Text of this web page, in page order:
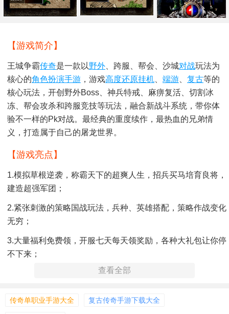
【游戏简介】
王城争霸传奇是一款以野外 、跨服、帮会、沙城对战玩法为
核心的角色扮演手游 ，游戏高度还原挂机 端游 复古等的
核心玩法，开创野外boss、神兵特戒、麻痹复活、切割冰
冻、帮会攻杀和跨服竞技等玩法，融合新战斗系统，带你体
验不一样的pk对战。最经典的重度续作，最热血的兄弟情
义，打造属于自己的屠龙世界。
【游戏亮点】
1.模拟草根逆袭，称霸天下的超爽人生，招兵买马培育良将，
建造超强军团；
2.紧张刺激的策略国战玩法，兵种、英雄搭配，策略作战变化
无穷；
3.大量福利免费领，开服七天每天领奖励，各种大礼包让你停
不下来；
1、依旧是当年玩传奇游戏的感觉，画面还原得十分复古，各
查看全部
传奇单职业手游大全 复古传奇手游下载大全